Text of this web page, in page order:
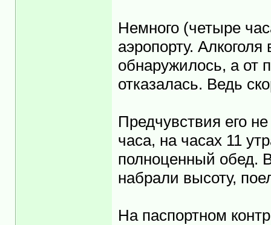
Немного (четыре
аэропорту.
обнаружилось, а от
отказалась. Ведь
Предчувствия его
часа, на часах 11
полноценный обед.
набрали высоту,
На паспортном